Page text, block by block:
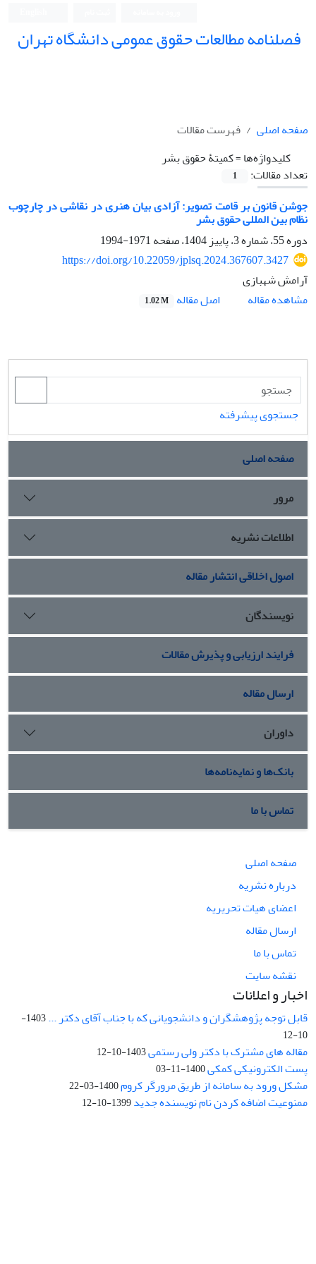
فصلنامه مطالعات حقوق عمومی دانشگاه تهران
صفحه اصلی
فهرست مقالات
کلیدواژه‌ها =‏کمیتۀ‎ ‎حقوق‎ ‎بشر
تعداد مقالات:
1
دوره 55، شماره 3، پاییز 1404، صفحه
1971-1994
https://doi.org/10.22059/jplsq.2024.367607.3427
آرامش شهبازی
مشاهده مقاله
اصل مقاله 1.02 M
جستجوی پیشرفته
صفحه اصلی
مرور
اطلاعات نشریه
اصول اخلاقی انتشار مقاله
نویسندگان
فرایند ارزیابی و پذیرش مقالات
ارسال مقاله
داوران
بانک‌ها و نمایه‌نامه‌ها
تماس با ما
صفحه اصلی
درباره نشریه
اعضای هیات تحریریه
ارسال مقاله
تماس با ما
نقشه سایت
اخبار و اعلانات
قابل توجه پژوهشگران و دانشجویانی که با جناب آقای دکتر ...
1403-
10-12
مقاله های مشترک با دکتر ولی رستمی1403-10-12
پست الکترونیکی کمکی1400-11-03
مشکل ورود به سامانه از طریق مرورگر کروم1400-03-22
ممنوعیت اضافه کردن نام نویسنده جدید1399-10-12